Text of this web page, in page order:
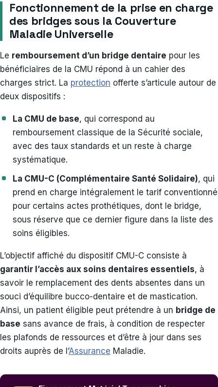
Fonctionnement de la prise en charge
des bridges sous la Couverture
Maladie Universelle
Le remboursement d’un bridge dentaire pour les
bénéficiaires de la CMU répond à un cahier des
charges strict. La protection offerte s’articule autour de
deux dispositifs :
La CMU de base, qui correspond au
remboursement classique de la Sécurité sociale,
avec des taux standards et un reste à charge
systématique.
La CMU-C (Complémentaire Santé Solidaire), qui
prend en charge intégralement le tarif conventionné
pour certains actes prothétiques, dont le bridge,
sous réserve que ce dernier figure dans la liste des
soins éligibles.
L’objectif affiché du dispositif CMU-C consiste à
garantir l’accès aux soins dentaires essentiels, à
savoir le remplacement des dents absentes dans un
souci d’équilibre bucco-dentaire et de mastication.
Ainsi, un patient éligible peut prétendre à un bridge de
base sans avance de frais, à condition de respecter
les plafonds de ressources et d’être à jour dans ses
droits auprès de l’Assurance Maladie.